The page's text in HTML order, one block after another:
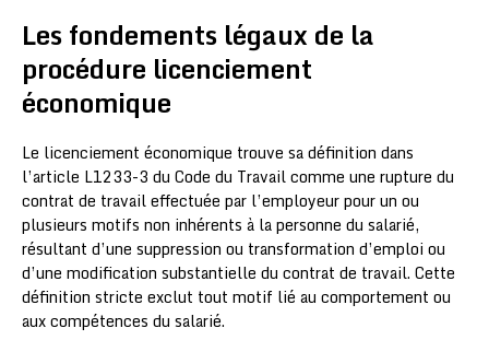
Les fondements légaux de la
procédure licenciement
économique
Le licenciement économique trouve sa définition dans
l’article L1233-3 du Code du Travail comme une rupture du
contrat de travail effectuée par l’employeur pour un ou
plusieurs motifs non inhérents à la personne du salarié,
résultant d’une suppression ou transformation d’emploi ou
d’une modification substantielle du contrat de travail. Cette
définition stricte exclut tout motif lié au comportement ou
aux compétences du salarié.